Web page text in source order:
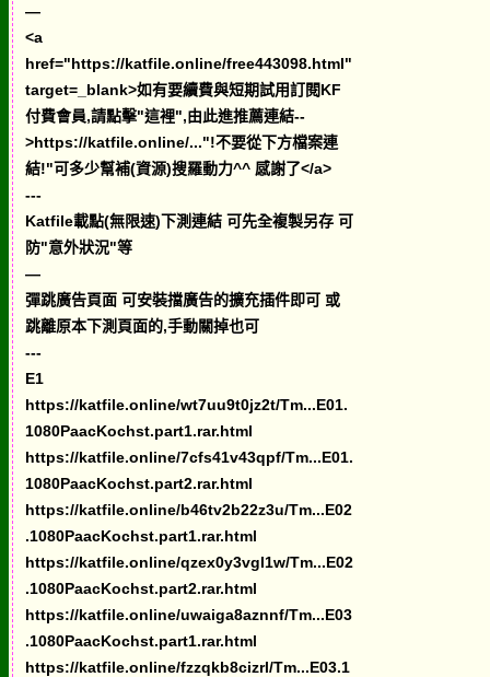
—
<a
href="https://katfile.online/free443098.html"
target=_blank>如有要續費與短期試用訂閱KF
付費會員,請點擊"這裡",由此進推薦連結--
>https://katfile.online/..."!不要從下方檔案連
結!"可多少幫補(資源)搜羅動力^^ 感謝了</a>
---
Katfile載點(無限速)下測連結 可先全複製另存 可
防"意外狀況"等
—
彈跳廣告頁面 可安裝擋廣告的擴充插件即可 或
跳離原本下測頁面的,手動關掉也可
---
E1
https://katfile.online/wt7uu9t0jz2t/Tm...E01.
1080PaacKochst.part1.rar.html
https://katfile.online/7cfs41v43qpf/Tm...E01.
1080PaacKochst.part2.rar.html
https://katfile.online/b46tv2b22z3u/Tm...E02
.1080PaacKochst.part1.rar.html
https://katfile.online/qzex0y3vgl1w/Tm...E02
.1080PaacKochst.part2.rar.html
https://katfile.online/uwaiga8aznnf/Tm...E03
.1080PaacKochst.part1.rar.html
https://katfile.online/fzzqkb8cizrl/Tm...E03.1